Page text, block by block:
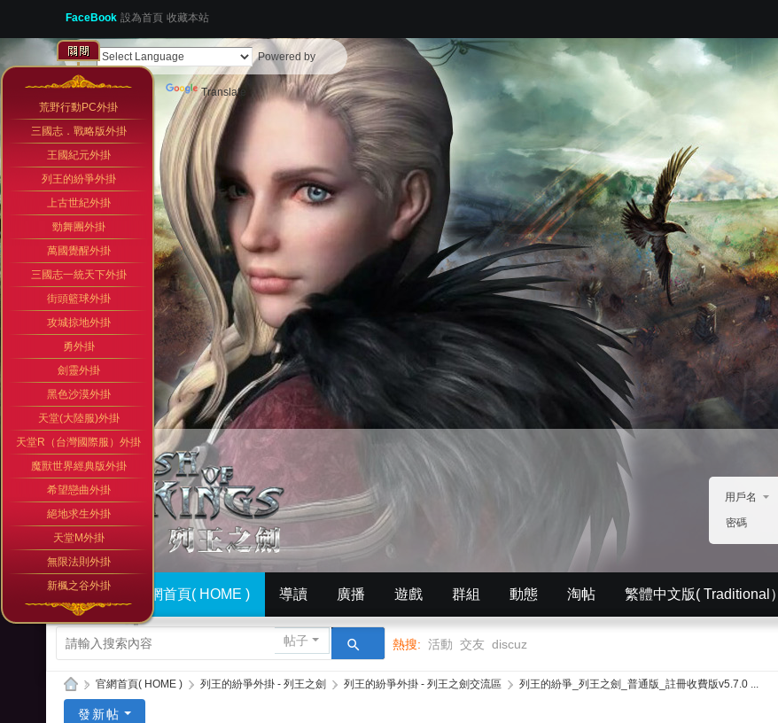
FaceBook 設為首頁 收藏本站
Powered by
Translate
用戶名
密碼
門戶 官網首頁( HOME ) 導讀 廣播 遊戲 群組 動態 淘帖 繁體中文版( Traditional）
簡體中文版（ Simplified） 相冊 英文版官網（English）
帖子 熱搜: 活動 交友 discuz
» 官網首頁( HOME ) › 列王的紛爭外掛 - 列王之劍 › 列王的紛爭外掛 - 列王之劍交流區 › 列王的紛爭_列王之劍_普通版_註冊收費版v5.7.0 ...
發新帖
荒野行動PC外掛
三國志．戰略版外掛
王國紀元外掛
列王的紛爭外掛
上古世紀外掛
勁舞團外掛
萬國覺醒外掛
三國志一統天下外掛
街頭籃球外掛
攻城掠地外掛
勇外掛
劍靈外掛
黑色沙漠外掛
天堂(大陸服)外掛
天堂R（台灣國際服）外掛
魔獸世界經典版外掛
希望戀曲外掛
絕地求生外掛
天堂M外掛
無限法則外掛
新楓之谷外掛